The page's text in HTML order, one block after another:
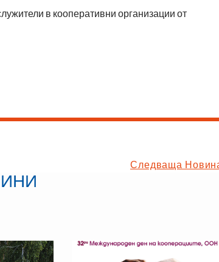
в кооперативни организации от
Следваща